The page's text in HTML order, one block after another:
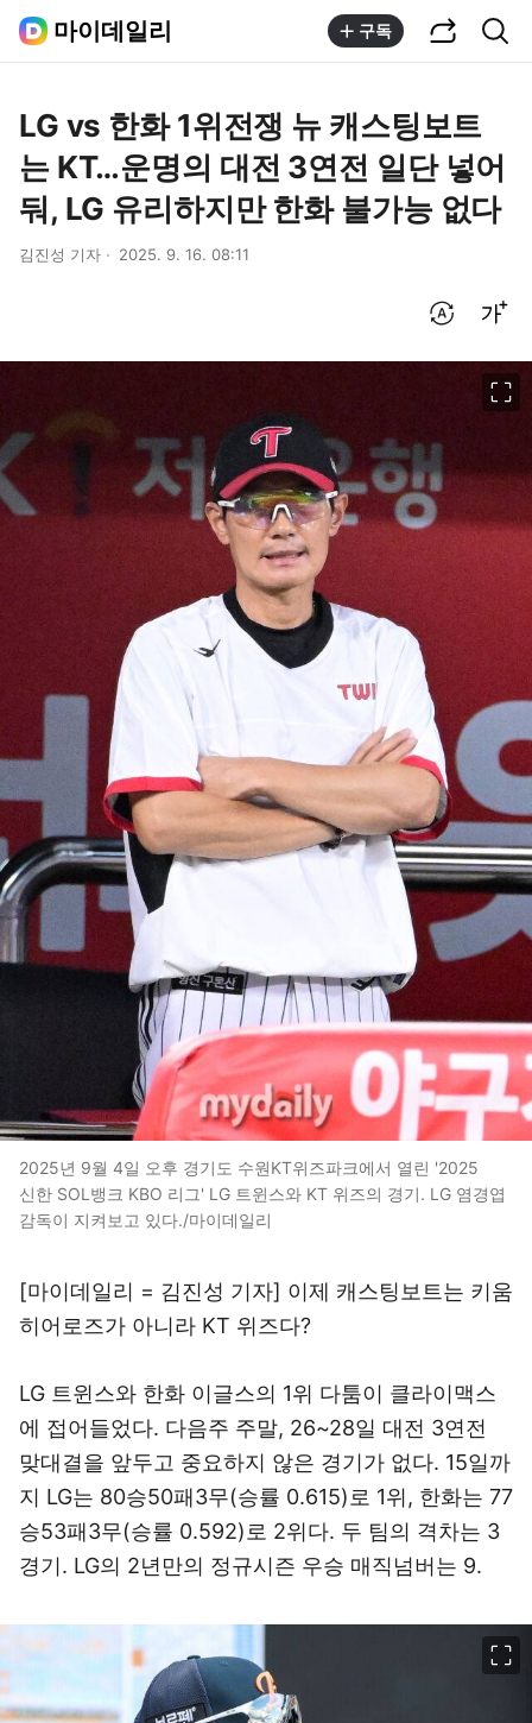
마이데일리 구독
LG vs 한화 1위전쟁 뉴 캐스팅보트
는 KT…운명의 대전 3연전 일단 넣어
둬, LG 유리하지만 한화 불가능 없다
김진성 기자 2025. 9. 16. 08:11
2025년 9월 4일 오후 경기도 수원KT위즈파크에서 열린 '2025
신한 SOL뱅크 KBO 리그' LG 트윈스와 KT 위즈의 경기. LG 염경엽
감독이 지켜보고 있다./마이데일리
[마이데일리 = 김진성 기자] 이제 캐스팅보트는 키움
히어로즈가 아니라 KT 위즈다?
LG 트윈스와 한화 이글스의 1위 다툼이 클라이맥스
에 접어들었다. 다음주 주말, 26~28일 대전 3연전
맞대결을 앞두고 중요하지 않은 경기가 없다. 15일까
지 LG는 80승50패3무(승률 0.615)로 1위, 한화는 77
승53패3무(승률 0.592)로 2위다. 두 팀의 격차는 3
경기. LG의 2년만의 정규시즌 우승 매직넘버는 9.